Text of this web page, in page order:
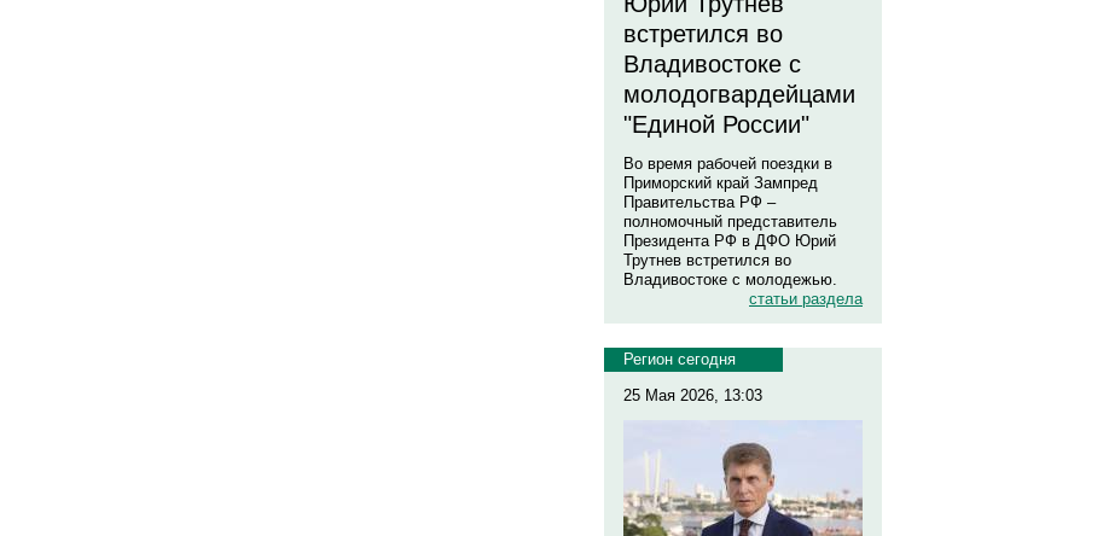
встретился во
Владивостоке с
молодогвардейцами
"Единой России"
Во время рабочей поездки в
Приморский край Зампред
Правительства РФ –
полномочный представитель
Президента РФ в ДФО Юрий
Трутнев встретился во
Владивостоке с молодежью.
статьи раздела
Регион сегодня
25 Мая 2026, 13:03